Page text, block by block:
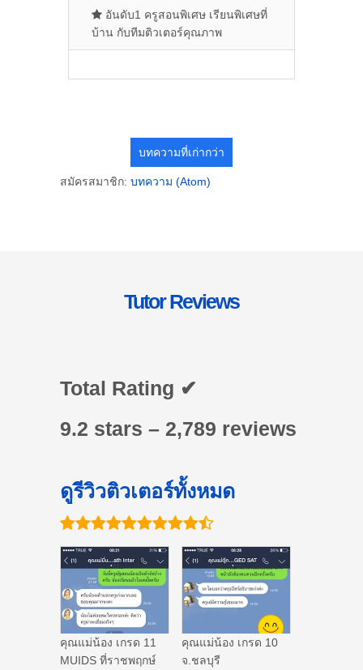
อันดับ1 ครูสอนพิเศษ เรียนพิเศษที่
บ้าน กับทีมติวเตอร์คุณภาพ
บทความที่เก่ากว่า
สมัครสมาชิก: บทความ (Atom)
Tutor Reviews
Total Rating ✔
9.2 stars – 2,789 reviews
ดูรีวิวติวเตอร์ทั้งหมด
คุณแม่น้อง เกรด 11
MUIDS ที่ราชพฤกษ์
คุณแม่น้อง เกรด 10
จ.ชลบุรี